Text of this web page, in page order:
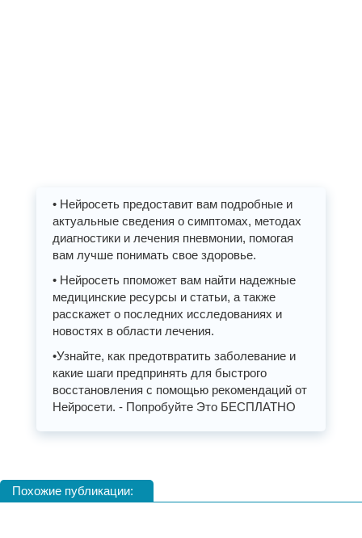
• Нейросеть предоставит вам подробные и
актуальные сведения о симптомах, методах
диагностики и лечения пневмонии, помогая
вам лучше понимать свое здоровье.
• Нейросеть ппоможет вам найти надежные
медицинские ресурсы и статьи, а также
расскажет о последних исследованиях и
новостях в области лечения.
•Узнайте, как предотвратить заболевание и
какие шаги предпринять для быстрого
восстановления с помощью рекомендаций от
Нейросети. - Попробуйте Это БЕСПЛАТНО
Похожие публикации: